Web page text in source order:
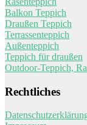
Balkon Teppich
Draußen Teppich
Terrassenteppich
Außenteppich
Teppich für draußen
Outdoor-Teppich,
Rechtliches